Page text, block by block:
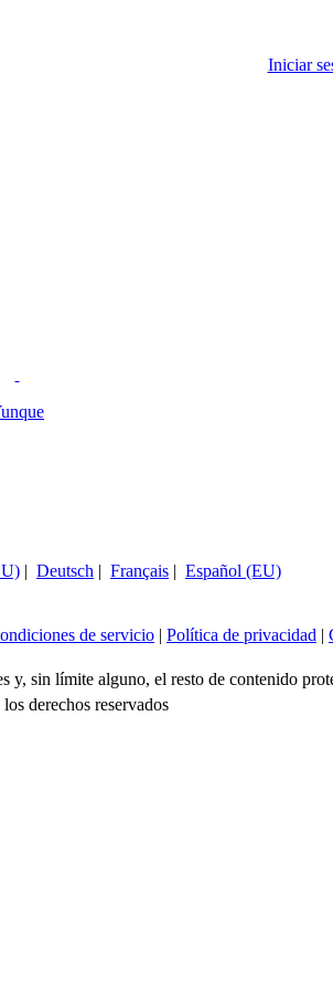
Iniciar
| Deutsch | Français | Español (EU)
de servicio | Política de privacidad |
y, sin límite alguno, el resto de contenido
derechos reservados